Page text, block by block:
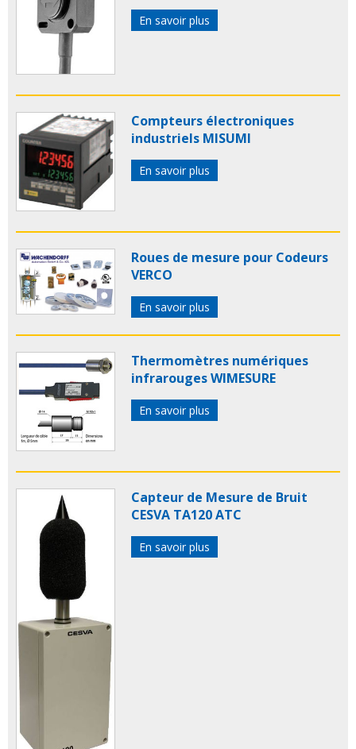
En savoir plus
Compteurs électroniques
industriels MISUMI
En savoir plus
Roues de mesure pour Codeurs
VERCO
En savoir plus
Thermomètres numériques
infrarouges WIMESURE
En savoir plus
Capteur de Mesure de Bruit
CESVA TA120 ATC
En savoir plus